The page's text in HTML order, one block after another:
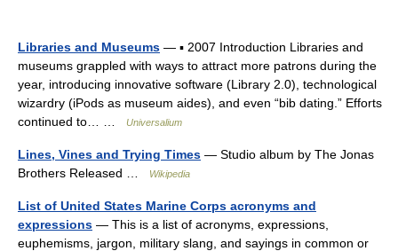
Libraries and Museums — ▪ 2007 Introduction Libraries and
museums grappled with ways to attract more patrons during the
year, introducing innovative software (Library 2.0), technological
wizardry (iPods as museum aides), and even “bib dating.” Efforts
continued to… …
Universalium
Lines, Vines and Trying Times — Studio album by The Jonas
Brothers Released …
Wikipedia
List of United States Marine Corps acronyms and
expressions — This is a list of acronyms, expressions,
euphemisms, jargon, military slang, and sayings in common or